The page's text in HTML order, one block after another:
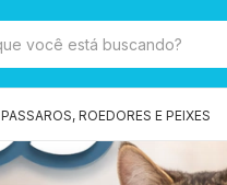
PASSAROS, ROEDORES E PEIXES